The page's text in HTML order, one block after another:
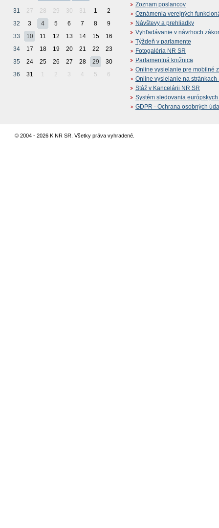
31 27 28 29 30 31 1
2
32
3 4 5 6 7 8
9
33
10 11 12 13 14 15
16
34
17 18 19 20 21 22
23
35
24 25 26 27 28 29
30
36
31 1 2 3 4 5 6
Zoznam poslancov
Oznámenia verejných
Návštevy a prehliadky
Vyhľadávanie v návrhoch
Týždeň v parlamente
Fotogaléria NR SR
Parlamentná knižnica
Online vysielanie pre mobilné
Online vysielanie na stránkach
Stáž v Kancelárii NR SR
Systém sledovania
GDPR - Ochrana osobných
© 2004 - 2026 K NR SR. Všetky práva vyhradené.